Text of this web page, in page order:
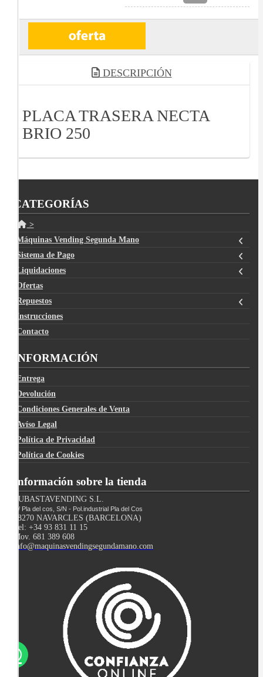
DESCRIPCIÓN
PLACA TRASERA NECTA
BRIO 250
CATEGORÍAS
>
Máquinas Vending Segunda Mano
Sistema de Pago
Liquidaciones
Ofertas
Repuestos
Instrucciones
Contacto
INFORMACIÓN
Entrega
Devolución
Condiciones Generales de Venta
Avíso Legal
Política de Privacidad
Política de Cookies
Información sobre la tienda
SUBASTAVENDING S.L.
C/ Pla del cos, S/N - Pol.industrial Pla del Cos
08270 NAVARCLES (BARCELONA)
Tel: +34 93 831 11 15
Mov. 681 389 608
info@maquinasvendingsegundamano.com